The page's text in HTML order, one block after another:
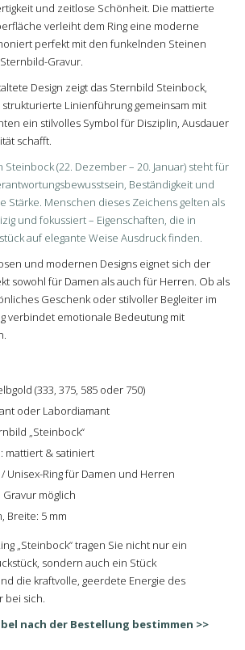
und zeitlose Schönheit. Die mattierte
verleiht dem Ring eine moderne
perfekt mit den funkelnden Steinen
Gravur.
Design zeigt das Sternbild Steinbock,
Linienführung gemeinsam mit
ein stilvolles Symbol für Disziplin, Ausdauer
schafft.
(22. Dezember – 20. Januar) steht für
Beständigkeit und
Stärke. Menschen dieses Zeichens gelten als
und fokussiert – Eigenschaften, die in
auf elegante Weise Ausdruck finden.
und modernen Designs eignet sich der
sowohl für Damen als auch für Herren. Ob als
Geschenk oder stilvoller Begleiter im
verbindet emotionale Bedeutung mit
(333, 375, 585 oder 750)
oder Labordiamant
„Steinbock“
mattiert & satiniert
Unisex-Ring für Damen und Herren
möglich
Breite: 5 mm
„Steinbock“ tragen Sie nicht nur ein
sondern auch ein Stück
die kraftvolle, geerdete Energie des
bei sich.
nach der Bestellung bestimmen >>